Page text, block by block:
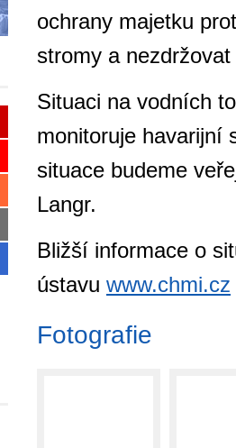
ochrany majetku
stromy a
Situaci na vodních
monitoruje havarijní
situace budeme
Langr.
Bližší informace o
ústavu www.chmi.cz
Fotografie